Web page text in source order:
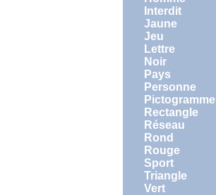
Interdit
Jaune
Jeu
Lettre
Noir
Pays
Personne
Pictogramme
Rectangle
Réseau
Rond
Rouge
Sport
Triangle
Vert